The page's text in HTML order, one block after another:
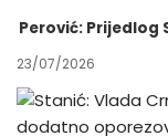
Perović: Prijedlog
23/07/2026